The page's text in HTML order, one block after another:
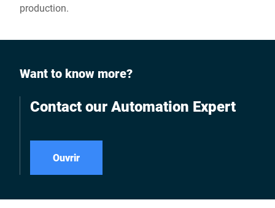
production.
Want to know more?
Contact our Automation Expert
Ouvrir